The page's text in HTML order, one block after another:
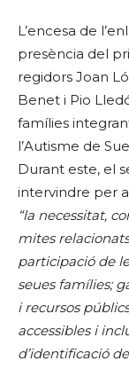
L’encesa de
presència del
regidors Joan
Benet i Pio
famílies
l’Autisme de
Durant este, el
intervindre per
“la necessitat,
mites
participació de
seues famílies;
i recursos
accessibles i
d’identificació